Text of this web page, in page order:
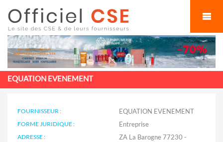
EQUATION EVENEMENT
FOURNISSEUR : EQUATION EVENEMENT
FORME JURIDIQUE : Entreprise
ADRESSE :
ZA La Barogne 77230 -